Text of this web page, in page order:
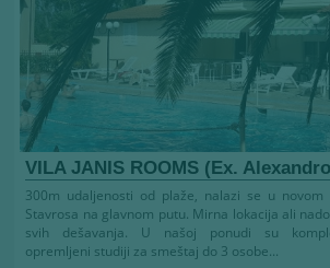
VILA JANIS ROOMS (Ex.
300m udaljenosti od plaže, nalazi se u novom
Stavrosa na glavnom putu. Mirna lokacija ali
svih dešavanja. U našoj ponudi su
opremljeni studiji za smeštaj do 3 osobe...